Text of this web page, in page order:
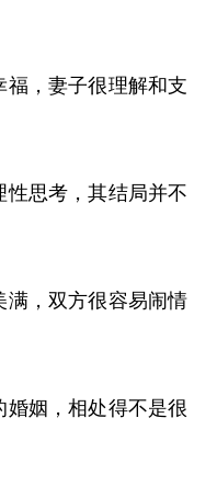
，妻子很理解和支
思考，其结局并不
，双方很容易闹情
姻，相处得不是很